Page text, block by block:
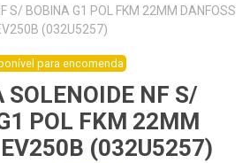
S/ BOBINA G1 POL FKM 22MM DANFOSS
(032U5257)
para encomenda
SOLENOIDE NF S/
POL FKM 22MM
(032U5257)